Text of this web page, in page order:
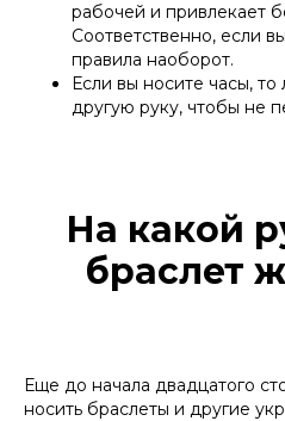
рабочей и привлекает
Соответственно, если
правила наоборот.
Если вы носите часы,
другую руку, чтобы не
На какой
браслет
Еще до начала двадцатого
носить браслеты и другие